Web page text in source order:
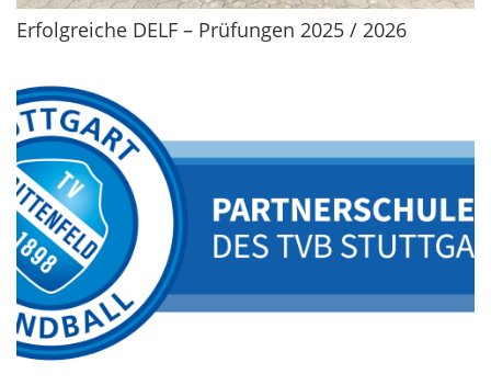
Erfolgreiche DELF – Prüfungen 2025 / 2026